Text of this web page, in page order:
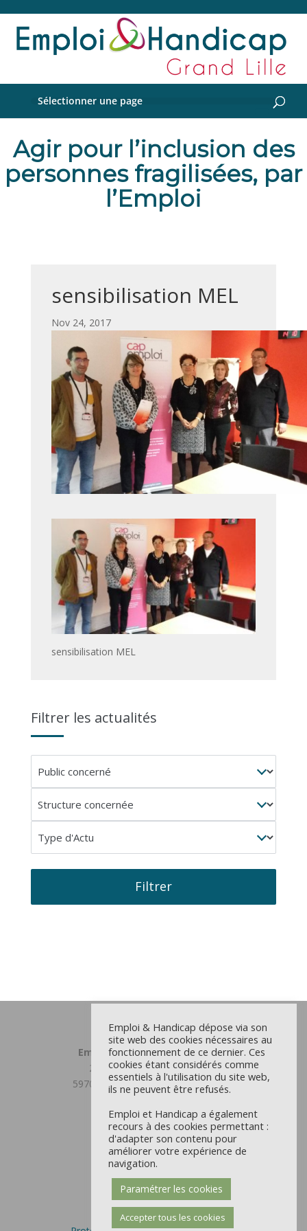
Sélectionner une page
Agir pour l’inclusion des
personnes fragilisées, par
l’Emploi
sensibilisation MEL
par|
Nov 24, 2017
sensibilisation MEL
Filtrer les actualités
concerné
concernée
d'Actu
Filtrer
Emploi et Handicap Grand Lille
23 chemin du Moulin Delmar
59708 MARCQ EN BAROEUL CEDEX
03 59 31 81 00
Antenne Douaisis
22 rue d’Orchies - CS 9711
59504 DOUAI CEDEX
03 59 31 81 00
Mentions Légales et CGU
Politique des cookies
Emploi & Handicap dépose via son
site web des cookies nécessaires au
fonctionnement de ce dernier. Ces
cookies étant considérés comme
essentiels à l'utilisation du site web,
ils ne peuvent être refusés.
Emploi et Handicap a également
recours à des cookies permettant :
d'adapter son contenu pour
améliorer votre expérience de
navigation.
Paramétrer les cookies
Accepter tous les cookies